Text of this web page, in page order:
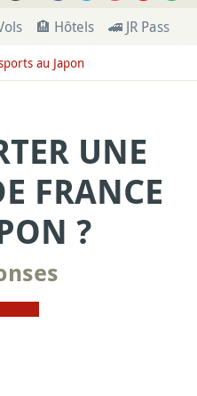
🏨 Hôtels 🚄 JR Pass
au Japon
UNE
FRANCE
?